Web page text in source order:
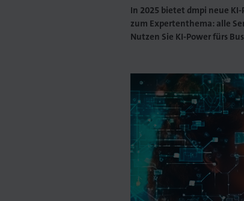
In 2025 bietet dmpi neue
zum Expertenthema: alle
Nutzen Sie KI-Power fürs